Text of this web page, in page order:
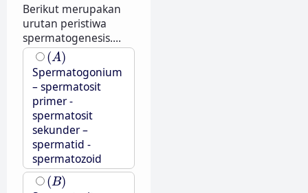
Berikut merupakan
urutan peristiwa
spermatogenesis....
(A)
(A)
Spermatogonium
– spermatosit
primer -
spermatosit
sekunder –
spermatid -
spermatozoid
(B)
(B)